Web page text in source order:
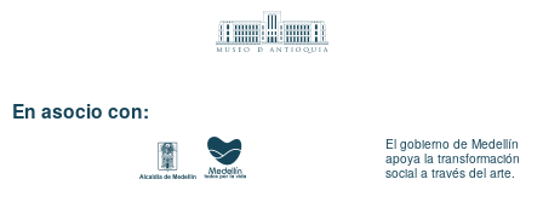
En asocio con:
El gobierno de Medellín
apoya la transformación
social a través del arte.